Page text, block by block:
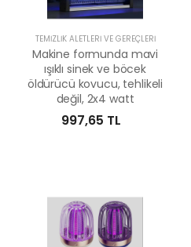
TEMIZLIK ALETLERI VE GEREÇLERI
Makine formunda mavi
ışıklı sinek ve böcek
öldürücü kovucu, tehlikeli
değil, 2x4 watt
997,65 TL